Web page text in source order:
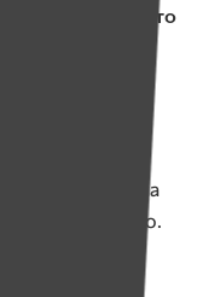
на поиски. Что
пропавших
репостам
где
группа
пропавшего.
чтобы
они